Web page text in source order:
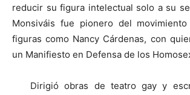
reducir su figura intelectual solo a su
Monsiváis fue pionero del
figuras como Nancy Cárdenas, con
un Manifiesto en Defensa de los
Dirigió obras de teatro gay y